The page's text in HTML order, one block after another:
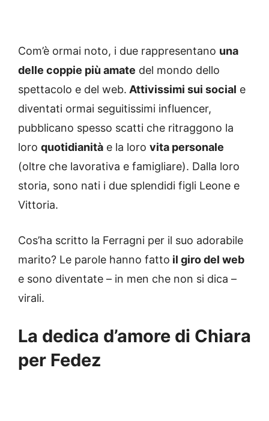
Com’è ormai noto, i due rappresentano una
delle coppie più amate del mondo dello
spettacolo e del web. Attivissimi sui social e
diventati ormai seguitissimi influencer,
pubblicano spesso scatti che ritraggono la
loro quotidianità e la loro vita personale
(oltre che lavorativa e famigliare). Dalla loro
storia, sono nati i due splendidi figli Leone e
Vittoria.
Cos’ha scritto la Ferragni per il suo adorabile
marito? Le parole hanno fatto il giro del web
e sono diventate – in men che non si dica –
virali.
La dedica d’amore di Chiara
per Fedez